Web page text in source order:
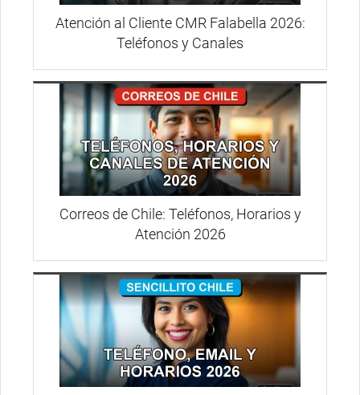
Atención al Cliente CMR Falabella 2026:
Teléfonos y Canales
Correos de Chile: Teléfonos, Horarios y
Atención 2026